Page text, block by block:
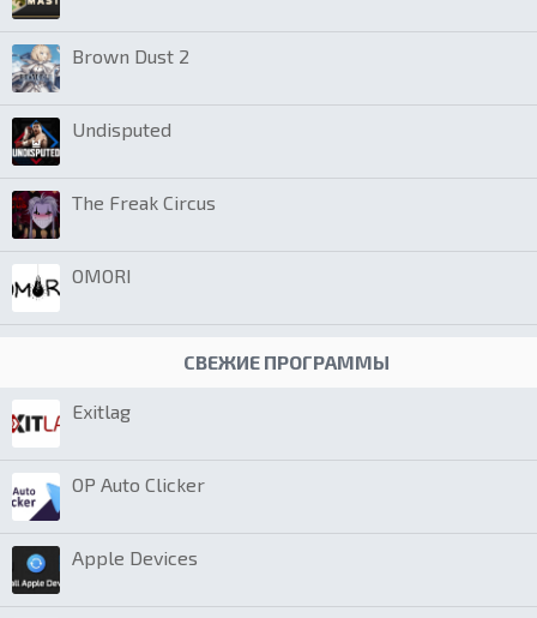
Brown Dust 2
Undisputed
The Freak Circus
OMORI
СВЕЖИЕ ПРОГРАММЫ
Exitlag
OP Auto Clicker
Apple Devices